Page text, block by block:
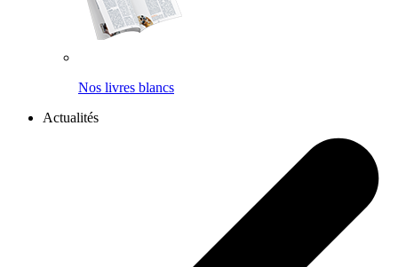
Nos livres blancs
Actualités